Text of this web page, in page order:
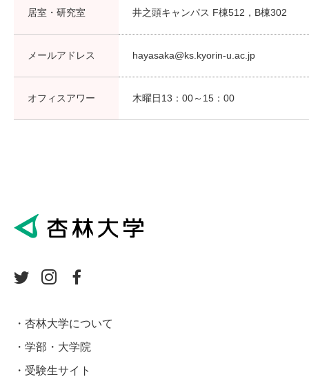
居室・研究室 井之頭キャンパス F棟512，B棟302
メールアドレス hayasaka@ks.kyorin-u.ac.jp
オフィスアワー 木曜日13：00～15：00
杏林大学について
学部・大学院
受験生サイト